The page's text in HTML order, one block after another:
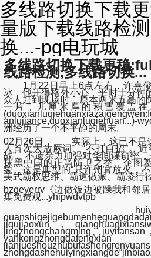
多线路切换下载
量版下载线路检
换...-pg电玩城
多线路切换下载更稳
线路检测,多线路切换...
1月22日早上6点左右，许喜俊
冰，他开得格外小心，平时十分钟
众人赶到现场时，原本两米五高的
一片，几厘米厚的积雪覆盖
anlujiance,duoxianluqiehuan...)-
洲经历了一个不平静的周末。
02月26日， 实际上，这已不是
人首次大放厥词、“不打自招”。
战”、不遗余力加强对华间谍窃密
抹黑中国的正当防卫之举、企图
象。这是典型的“只许州官放火，
美式霸权思维、霸道做派、霸凌行
bzgeyerrv《边做饭边被躁我和邻
集免费观...yhipwdvtpb
jiqujiaoxun，
jingzhongchangming、juyifansan